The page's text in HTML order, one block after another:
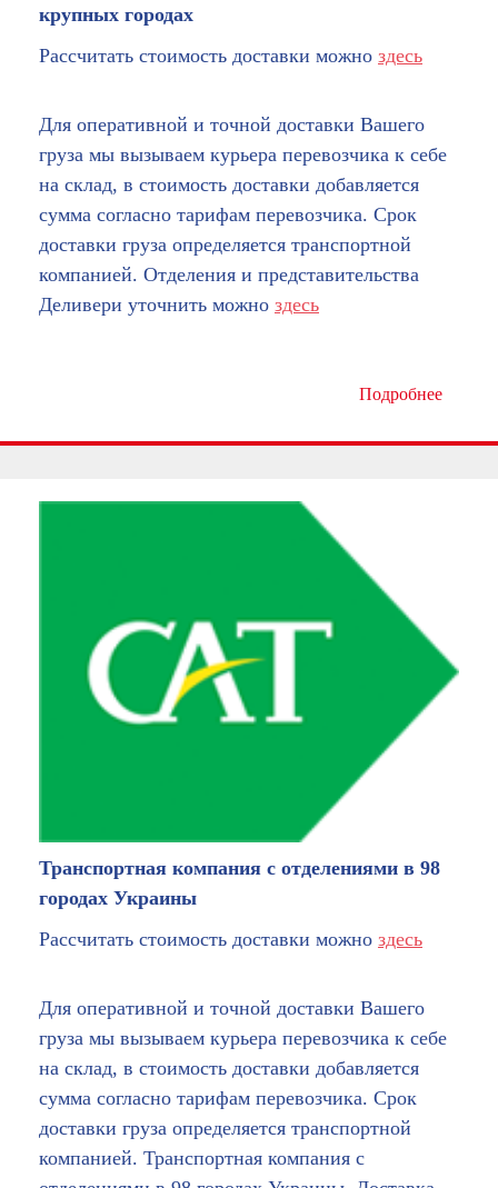
крупных городах
Рассчитать стоимость доставки можно здесь
Для оперативной и точной доставки Вашего
груза мы вызываем курьера перевозчика к себе
на склад, в стоимость доставки добавляется
сумма согласно тарифам перевозчика. Срок
доставки груза определяется транспортной
компанией. Отделения и представительства
Деливери уточнить можно здесь
Подробнее
Транспортная компания с отделениями в 98
городах Украины
Рассчитать стоимость доставки можно здесь
Для оперативной и точной доставки Вашего
груза мы вызываем курьера перевозчика к себе
на склад, в стоимость доставки добавляется
сумма согласно тарифам перевозчика. Срок
доставки груза определяется транспортной
компанией. Транспортная компания с